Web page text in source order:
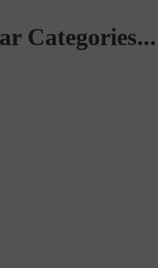
Categories...